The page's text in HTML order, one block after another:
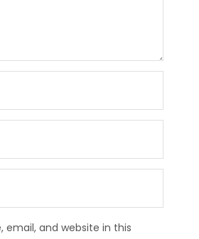
email, and website in this